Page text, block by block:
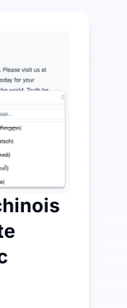
au-delà de
des